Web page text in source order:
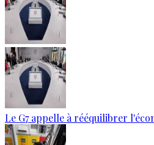
Le G7 appelle à rééquilibrer